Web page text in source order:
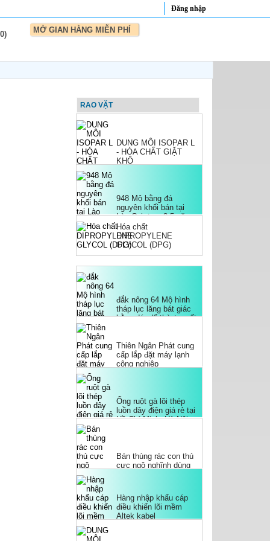
Đăng nhập
MỞ GIAN HÀNG MIỄN PHÍ
RAO VẶT
cực ngộ nghĩnh dùng
học.
Altek kabel
DUNG MÔI ISOPAR L
- HÓA CHẤT GIẶT
KHÔ
948 Mộ bằng đá
nguyên khối bán tại
Lào Cai, tam 3 5 năm
cấp sơn hậu bành
Hóa chất
DIPROPYLENE
GLYCOL (DPG)
đắk nông 64 Mộ hình
tháp lục lăng bát giác
bằng đá, để thờ tro cốt
Thiên Ngân Phát cung
cấp lắp đặt máy lạnh
công nghiệp
Ống ruột gà lõi thép
luồn dây điện giá rẻ tại
Hồ Chí Minh, Hà Nội,
Bán thùng rác con thú
cực ngộ nghĩnh dùng
Hàng nhập khẩu cáp
điều khiển lõi mềm
Altek kabel